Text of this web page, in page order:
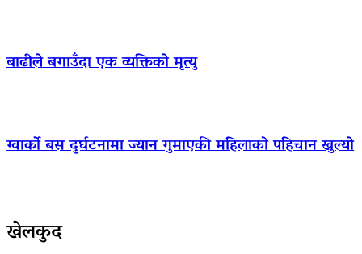
बाढीले बगाउँदा एक व्यक्तिको मृत्यु
ग्वार्को बस दुर्घटनामा ज्यान गुमाएकी महिलाको पहिचान खुल्यो
खेलकुद